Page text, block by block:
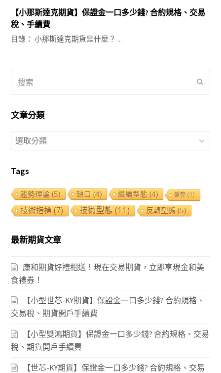
【小那斯達克期貨】保證金一口多少錢? 合約規格、交易
稅、手續費
目錄： 小那斯達克期貨是什麼？…
搜
索
文章分類
文
章
類
Tags
趨勢理論(5) 缺口(4) 繼續型態(4) 盤整(1)
技術指標(7) 技術型態(11) 反轉型態(5)
最新期貨文章
康和期貨好禮相送！現在交易期貨，立即享現金和美
食禮券！
【小型世芯-KY期貨】保證金一口多少錢? 合約規格、
交易稅、期貨開戶手續費
【小型雙鴻期貨】保證金一口多少錢? 合約規格、交易
稅、期貨開戶手續費
【世芯-KY期貨】保證金一口多少錢? 合約規格、交易